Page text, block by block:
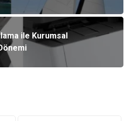
ile Kurumsal